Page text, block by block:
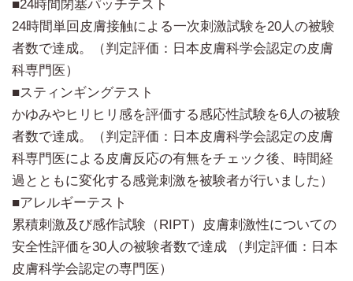
■24時間閉塞パッチテスト
24時間単回皮膚接触による一次刺激試験を20人の被験
者数で達成。（判定評価：日本皮膚科学会認定の皮膚
科専門医）
■スティンギングテスト
かゆみやヒリヒリ感を評価する感応性試験を6人の被験
者数で達成。（判定評価：日本皮膚科学会認定の皮膚
科専門医による皮膚反応の有無をチェック後、時間経
過とともに変化する感覚刺激を被験者が行いました）
■アレルギーテスト
累積刺激及び感作試験（RIPT）皮膚刺激性についての
安全性評価を30人の被験者数で達成 （判定評価：日本
皮膚科学会認定の専門医）